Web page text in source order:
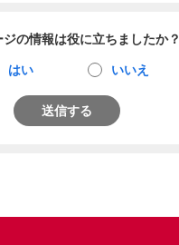
ジの情報は役に立ちましたか？
はい いいえ
送信する